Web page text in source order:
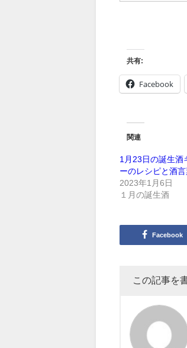
共有:
Facebook
関連
1月23日の誕生酒
ーのレシピと酒
2023年1月6日
１月の誕生酒
Facebook
この記事を